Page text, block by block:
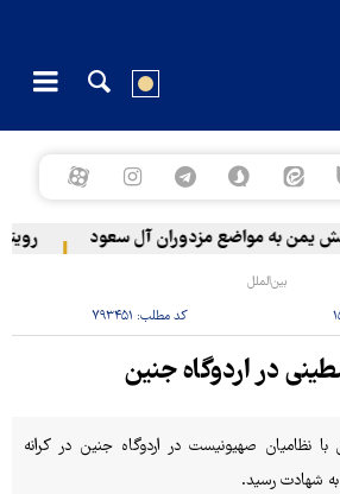
به مواضع مزدوران آل سعود رویترز: عربستان ۸۶ درصد از
بین‌الملل
کد مطلب: ۷۹۳۴۵۱
در اردوگاه جنین
با نظامیان صهیونیست در اردوگاه جنین در کرانه
شهادت رسید.